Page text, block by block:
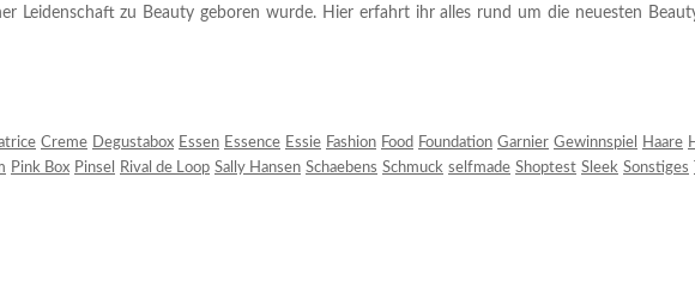
Leidenschaft zu Beauty geboren wurde. Hier erfahrt ihr alles rund um die neuesten
Creme Degustabox Essen Essence Essie Fashion Food Foundation Garnier Gewinnspiel Haare
Pink Box Pinsel Rival de Loop Sally Hansen Schaebens Schmuck selfmade Shoptest Sleek Sonstiges